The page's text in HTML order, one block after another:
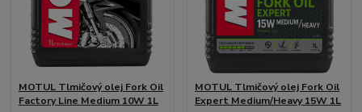
MOTUL Tlmičový olej Fork Oil
Factory Line Medium 10W 1L
MOTUL Tlmičový olej Fork Oil
Expert Medium/Heavy 15W 1L